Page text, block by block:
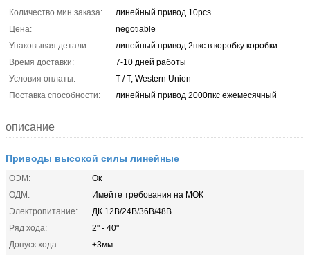
Количество мин заказа:
линейный привод 10pcs
Цена:
negotiable
Упаковывая детали:
линейный привод 2пкс в коробку коробки
Время доставки:
7-10 дней работы
Условия оплаты:
T / T, Western Union
Поставка способности:
линейный привод 2000пкс ежемесячный
описание
Приводы высокой силы линейные
ОЭМ:
Ок
ОДМ:
Имейте требования на МОК
Электропитание:
ДК 12В/24В/36В/48В
Ряд хода:
2" - 40"
Допуск хода:
±3мм